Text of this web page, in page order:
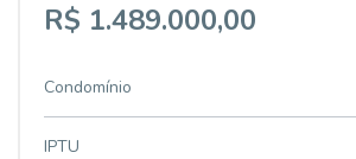
R$ 1.489.000,00
Condomínio
IPTU